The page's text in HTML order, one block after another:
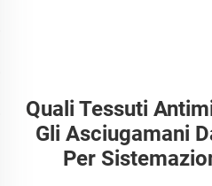
Quali Tessuti
Gli Asciugamani
Per